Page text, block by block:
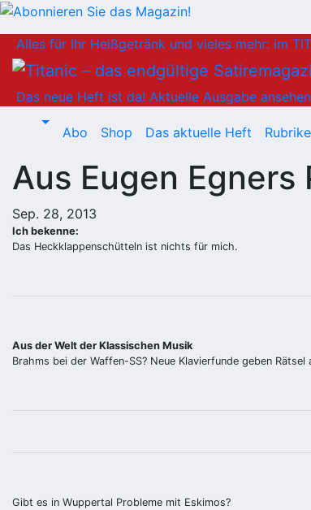
Inhalt
springen
Alles für Ihr Heißgetränk und vieles mehr: im
Das neue Heft ist da! Aktuelle Ausgabe
Abo Shop Das aktuelle Heft
Aus Eugen
Sep. 28, 2013
Ich bekenne:
Das Heckklappenschütteln ist nichts für mich.
Aus der Welt der Klassischen Musik
Brahms bei der Waffen-SS? Neue Klavierfunde geben Rätsel
Gibt es in Wuppertal Probleme mit Eskimos?